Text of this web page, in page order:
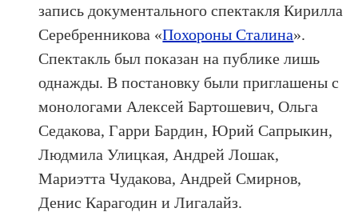
запись документального спектакля Кирилла
Серебренникова «Похороны Сталина».
Спектакль был показан на публике лишь
однажды. В постановку были приглашены с
монологами Алексей Бартошевич, Ольга
Седакова, Гарри Бардин, Юрий Сапрыкин,
Людмила Улицкая, Андрей Лошак,
Мариэтта Чудакова, Андрей Смирнов,
Денис Карагодин и Лигалайз.